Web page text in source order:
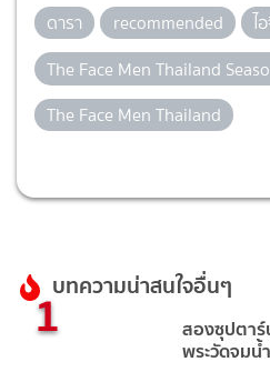
ดารา
recommended
ไ
The Face Men Thailand
The Face Men Thailand
บทความน่าสนใจอื่นๆ
1 สองซุปตาร์
พระวัดจมน้ำ